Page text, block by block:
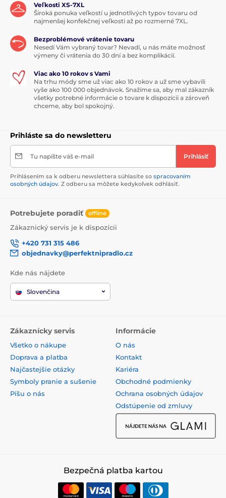
Veľkosti XS-7XL
Široká ponuka veľkostí u jednotlivých typov tovaru od
najmenšej konfekčnej veľkosti až po rozmerné 7XL.
Bezproblémové vrátenie tovaru
Nesedí Vám vybraný tovar? Nevadí, u nás máte možnosť
výmeny či vrátenia do 30 dní a bez komplikácií.
Viac ako 10 rokov s Vami
Na trhu módy sme už viac ako 10 rokov a už sme vybavili
vyše ako 100 000 objednávok. Snažíme sa, aby mal zákazník
všetky potrebné informácie o tovare k dispozícii a zároveň
chceme, aby bol spokojný.
Prihláste sa do newsletteru
Tu napíšte váš e-mail Prihlásiť
Prihlásením sa k odberu newslettera súhlasíte so spracovaním
osobných údajov. Z odberu sa môžete kedykoľvek odhlásiť.
Potrebujete poradiť offline
Zákaznický servis je k dispozícii
+420 731 315 486
objednavky@perfektnipradlo.cz
Kde nás nájdete
Slovenčina
Zákaznícky servis
Všetko o nákupe
Doprava a platba
Najčastejšie otázky
Symboly pranie a sušenie
Píšu o nás
Informácie
O nás
Kontakt
Kariéra
Obchodné podmienky
Ochrana osobných údajov
Odstúpenie od zmluvy
Bezpečná platba kartou